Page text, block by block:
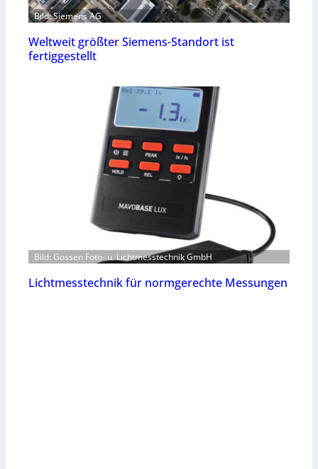
Bild: Siemens AG
Weltweit größter Siemens-Standort ist
fertiggestellt
Bild: Gossen Foto- u. Lichtmesstechnik GmbH
Lichtmesstechnik für normgerechte Messungen